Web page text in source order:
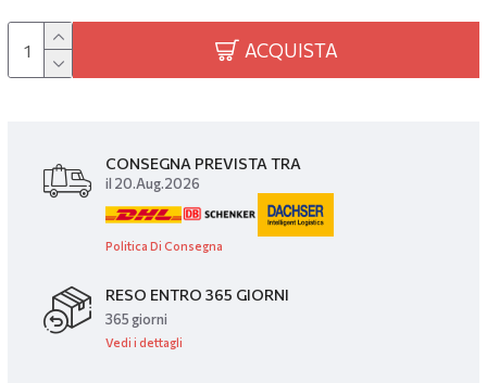
ACQUISTA
CONSEGNA PREVISTA TRA
il 20.Aug.2026
Politica Di Consegna
RESO ENTRO 365 GIORNI
365 giorni
Vedi i dettagli